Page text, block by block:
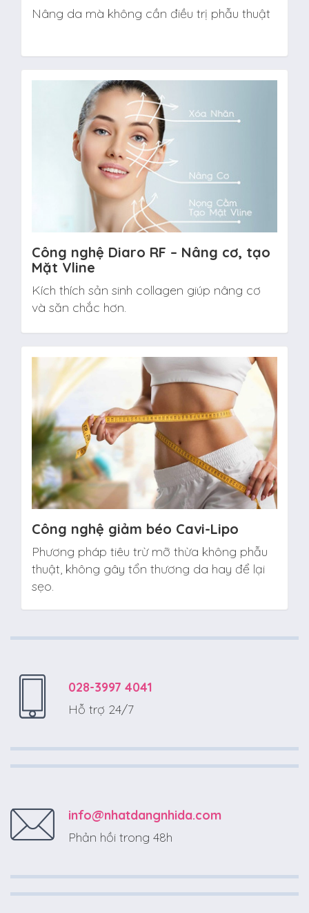
Nâng da mà không cần điều trị phẫu thuật
Công nghệ Diaro RF – Nâng cơ, tạo
Mặt Vline
Kích thích sản sinh collagen giúp nâng cơ
và săn chắc hơn.
Công nghệ giảm béo Cavi-Lipo
Phương pháp tiêu trừ mỡ thừa không phẫu
thuật, không gây tổn thương da hay để lại
sẹo.
028-3997 4041
Hỗ trợ 24/7
info@nhatdangnhida.com
Phản hồi trong 48h